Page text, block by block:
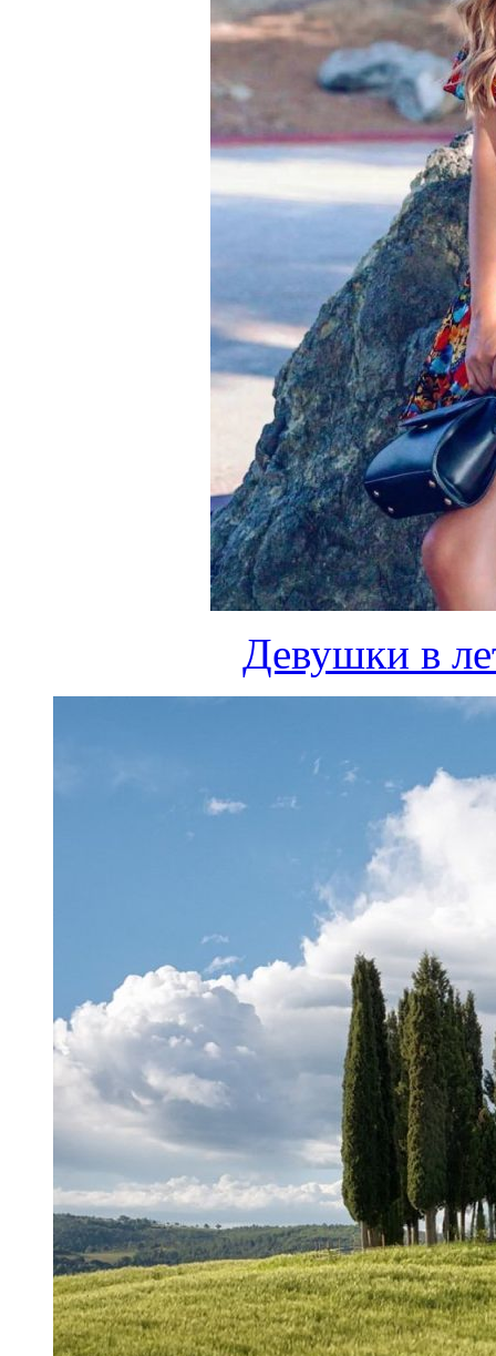
Девушки в